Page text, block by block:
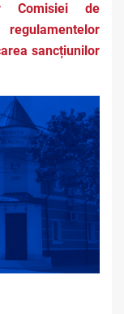
Comisiei de
sancțiunilor